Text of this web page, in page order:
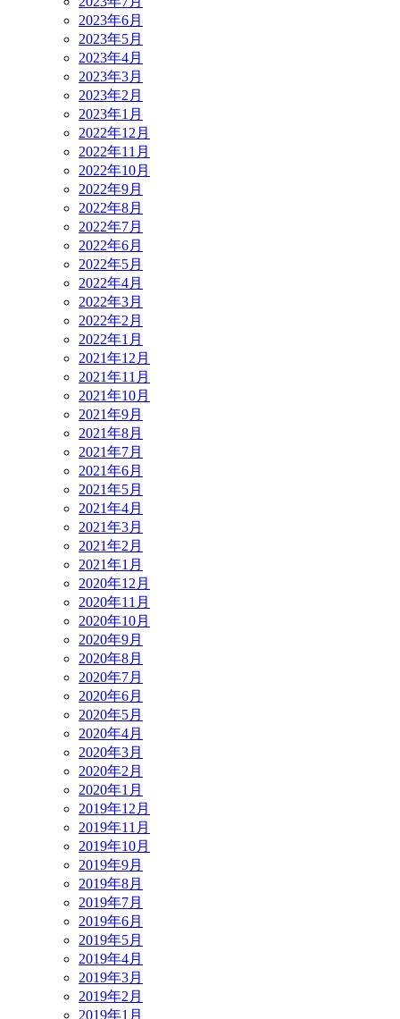
2023年6月
2023年5月
2023年4月
2023年3月
2023年2月
2023年1月
2022年12月
2022年11月
2022年10月
2022年9月
2022年8月
2022年7月
2022年6月
2022年5月
2022年4月
2022年3月
2022年2月
2022年1月
2021年12月
2021年11月
2021年10月
2021年9月
2021年8月
2021年7月
2021年6月
2021年5月
2021年4月
2021年3月
2021年2月
2021年1月
2020年12月
2020年11月
2020年10月
2020年9月
2020年8月
2020年7月
2020年6月
2020年5月
2020年4月
2020年3月
2020年2月
2020年1月
2019年12月
2019年11月
2019年10月
2019年9月
2019年8月
2019年7月
2019年6月
2019年5月
2019年4月
2019年3月
2019年2月
2019年1月